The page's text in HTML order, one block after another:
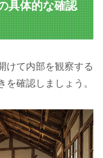
具体的な確認
けて内部を観察する
確認しましょう。